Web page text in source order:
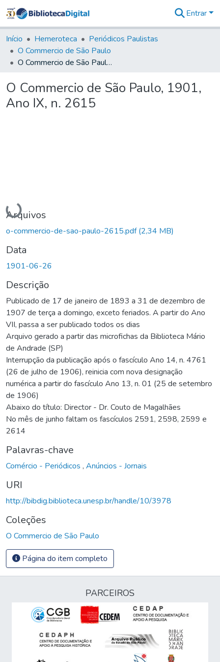
&
Coleções
Tudo na
Biblioteca
Estatísticas
Entrar
Início Hemeroteca
Periódicos Paulistas
O Commercio de São Paulo
O Commercio de São Paulo, 1901, Ano IX, n. 2615
O Commercio de São Paulo, 1901,
Ano IX, n. 2615
Carregando...
Arquivos
o-commercio-de-sao-paulo-2615.pdf(2,34 MB)
Data
1901-06-26
Descrição
Publicado de 17 de janeiro de 1893 a 31 de dezembro de
1907 de terça a domingo, exceto feriados. A partir do Ano
VII, passa a ser publicado todos os dias
Arquivo gerado a partir das microfichas da Biblioteca Mário
de Andrade (SP)
Interrupção da publicação após o fascículo Ano 14, n. 4761
(26 de julho de 1906), reinicia com nova designação
numérica a partir do fascículo Ano 13, n. 01 (25 de setembro
de 1906)
Abaixo do título: Director - Dr. Couto de Magalhães
No mês de junho faltam os fascículos 2591, 2598, 2599 e
2614
Palavras-chave
Comércio - Periódicos , Anúncios - Jornais
URI
http://bibdig.biblioteca.unesp.br/handle/10/3978
Coleções
O Commercio de São Paulo
Página do item completo
PARCEIROS